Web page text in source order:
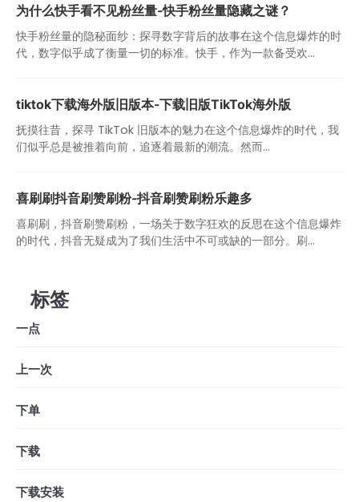
为什么快手看不见粉丝量-快手粉丝量隐藏之谜？
快手粉丝量的隐秘面纱：探寻数字背后的故事在这个信息爆炸的时
代，数字似乎成了衡量一切的标准。快手，作为一款备受欢...
tiktok下载海外版旧版本-下载旧版TikTok海外版
抚摸往昔，探寻 TikTok 旧版本的魅力在这个信息爆炸的时代，我
们似乎总是被推着向前，追逐着最新的潮流。然而...
喜刷刷抖音刷赞刷粉-抖音刷赞刷粉乐趣多
喜刷刷，抖音刷赞刷粉，一场关于数字狂欢的反思在这个信息爆炸
的时代，抖音无疑成为了我们生活中不可或缺的一部分。刷...
标签
一点
上一次
下单
下载
下载安装